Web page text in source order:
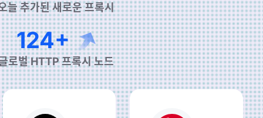
늘 추가된 새로운 프록시
190+
로벌 HTTP 프록시 노드